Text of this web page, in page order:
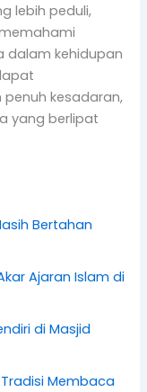
lebih peduli,
dalam kehidupan
kesadaran,
yang berlipat
Bertahan
Ajaran Islam di
di Masjid
Membaca